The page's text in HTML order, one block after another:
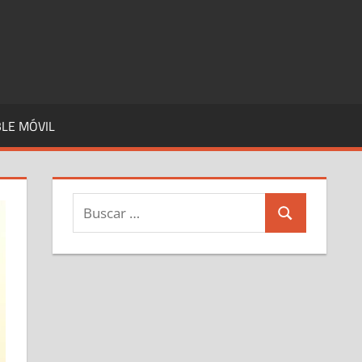
MÓVIL
Buscar:
Buscar